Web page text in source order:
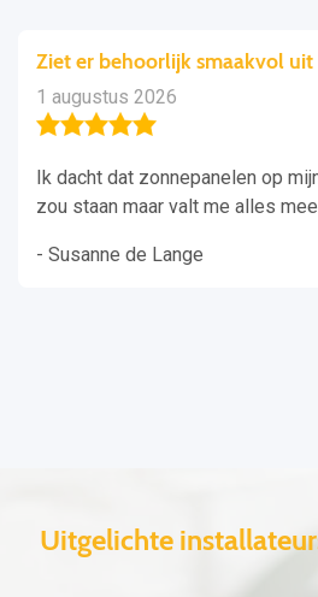
Ziet er behoorlijk smaakvol uit
1 augustus 2026
Ik dacht dat zonnepanelen op
zou staan maar valt me alles
- Susanne de Lange
Uitgelichte